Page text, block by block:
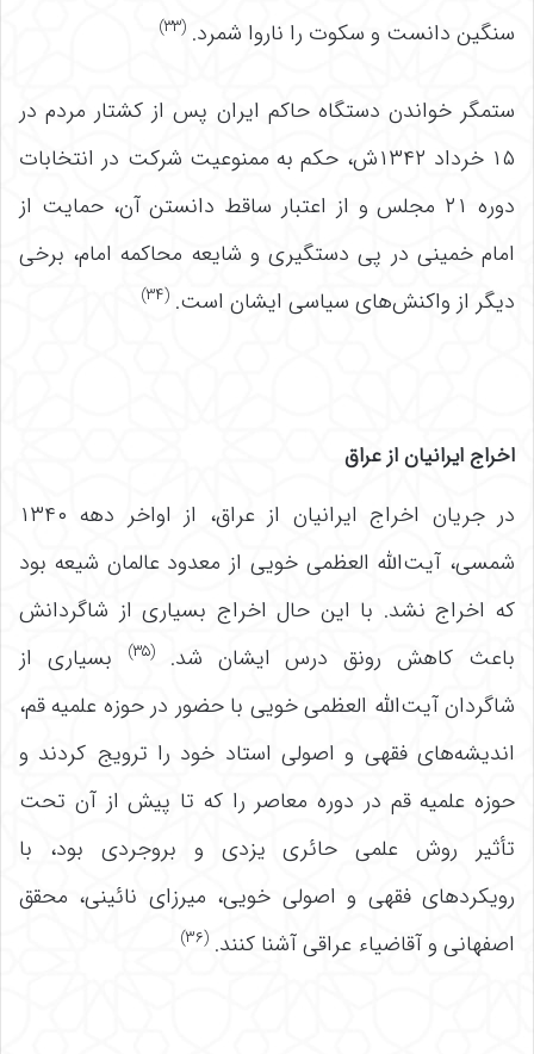
سنگین دانست و سکوت را ناروا شمرد. (۳۳)
ستمگر خواندن دستگاه حاکم ایران پس از کشتار مردم در
۱۵ خرداد ۱۳۴۲ش، حکم به ممنوعیت شرکت در انتخابات
دوره ۲۱ مجلس و از اعتبار ساقط دانستن آن، حمایت از
امام خمینی در پی دستگیری و شایعه محاکمه امام، برخی
دیگر از واکنش‌های سیاسی ایشان است. (۳۴)
اخراج ایرانیان از عراق
در جریان اخراج ایرانیان از عراق، از اواخر دهه ۱۳۴۰
شمسی، آیت‌الله العظمی خویی از معدود عالمان شیعه بود
که اخراج نشد. با این حال اخراج بسیاری از شاگردانش
باعث کاهش رونق درس ایشان شد.(۳۵)
بسیاری از
شاگردان آیت‌الله العظمی خویی با حضور در حوزه علمیه قم،
اندیشه‌های فقهی و اصولی استاد خود را ترویج کردند و
حوزه علمیه قم در دوره معاصر را که تا پیش از آن تحت
تأثیر روش علمی حائری یزدی و بروجردی بود، با
رویکردهای فقهی و اصولی خویی، میرزای نائینی، محقق
اصفهانی و آقاضیاء عراقی آشنا کنند. (۳۶)